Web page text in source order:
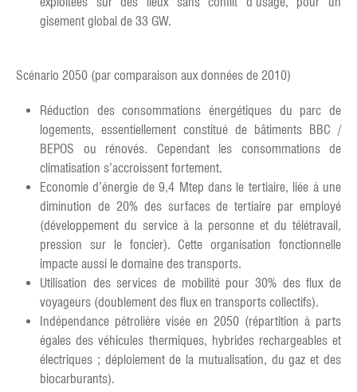
gisement global de 33 GW.
Scénario 2050 (par comparaison aux données de 2010)
Réduction des consommations énergétiques du parc de
logements, essentiellement constitué de bâtiments BBC /
BEPOS ou rénovés. Cependant les consommations de
climatisation s’accroissent fortement.
Economie d’énergie de 9,4 Mtep dans le tertiaire, liée à une
diminution de 20% des surfaces de tertiaire par employé
(développement du service à la personne et du télétravail,
pression sur le foncier). Cette organisation fonctionnelle
impacte aussi le domaine des transports.
Utilisation des services de mobilité pour 30% des flux de
voyageurs (doublement des flux en transports collectifs).
Indépendance pétrolière visée en 2050 (répartition à parts
égales des véhicules thermiques, hybrides rechargeables et
électriques ; déploiement de la mutualisation, du gaz et des
biocarburants).